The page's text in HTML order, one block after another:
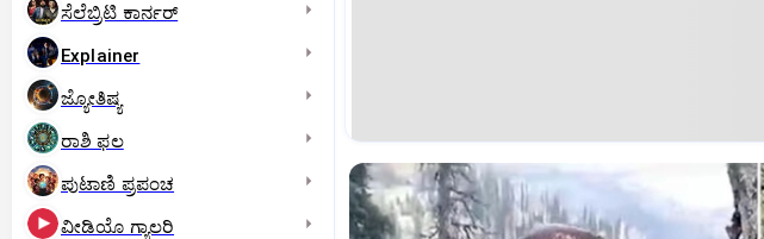
ಸೆಲೆಬ್ರಿಟಿ ಕಾರ್ನರ್‌
Explainer
ಜ್ಯೋತಿಷ್ಯ
ರಾಶಿ ಫಲ
ಪುಟಾಣಿ ಪ್ರಪಂಚ
ವೀಡಿಯೊ ಗ್ಯಾಲರಿ